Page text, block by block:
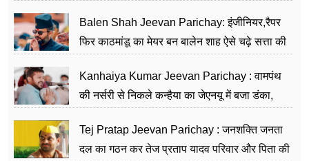
Balen Shah Jeevan Parichay: इंजीनियर,रैपर
फिर काठमांडू का मेयर बन बालेन शाह ऐसे चढ़े सत्ता की
Kanhaiya Kumar Jeevan Parichay : वामपंथ
की नर्सरी से निकले कन्हैया का जेएनयू में बजा डंका,
Tej Pratap Jeevan Parichay : जनशक्ति जनता
दल का गठन कर तेज प्रताप यादव परिवार और पिता की